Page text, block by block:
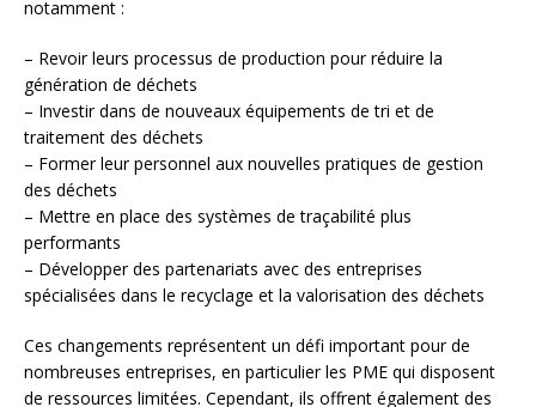
notamment :
– Revoir leurs processus de production pour réduire la
génération de déchets
– Investir dans de nouveaux équipements de tri et de
traitement des déchets
– Former leur personnel aux nouvelles pratiques de gestion
des déchets
– Mettre en place des systèmes de traçabilité plus
performants
– Développer des partenariats avec des entreprises
spécialisées dans le recyclage et la valorisation des déchets
Ces changements représentent un défi important pour de
nombreuses entreprises, en particulier les PME qui disposent
de ressources limitées. Cependant, ils offrent également des